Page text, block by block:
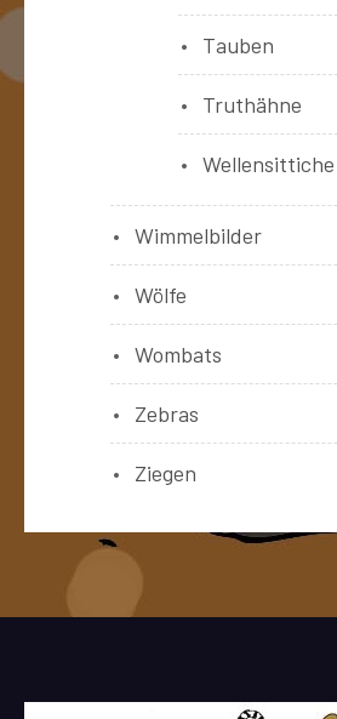
Tauben
Truthähne
Wellensittiche
Wimmelbilder
Wölfe
Wombats
Zebras
Ziegen